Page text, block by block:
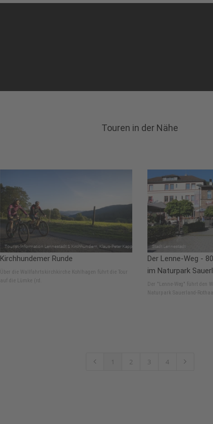
Touren in der Nähe
Kirchhundemer Runde
Über die Wallfahrtskirchkirche Kohlhagen führt die Tour
auf die Lümke (rd.
Der Lenne-Weg -
im Naturpark
Der "Lenne-Weg" führt den
Naturpark Sauerland-
1 2 3 4